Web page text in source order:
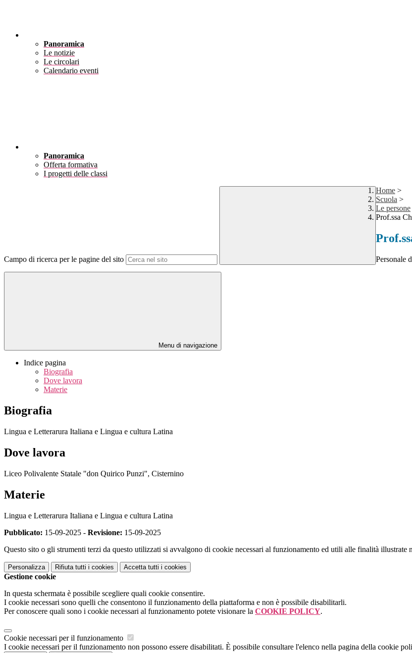
Panoramica
Le notizie
Le circolari
Calendario eventi
Panoramica
Offerta formativa
I progetti delle classi
Campo di ricerca per le pagine del sito
Home >
Scuola >
Le persone
Prof.ssa
Personale
Menu di navigazione
Indice pagina
Biografia
Dove lavora
Materie
Biografia
Lingua e Letterarura Italiana e Lingua e cultura Latina
Dove lavora
Liceo Polivalente Statale "don Quirico Punzi", Cisternino
Materie
Lingua e Letterarura Italiana e Lingua e cultura Latina
Pubblicato: 15-09-2025 - Revisione: 15-09-2025
Questo sito o gli strumenti terzi da questo utilizzati si avvalgono di cookie necessari al funzionamento ed utili alle finalità illustrate
Personalizza Rifiuta tutti i cookies Accetta tutti i cookies
Gestione cookie
In questa schermata è possibile scegliere quali cookie consentire.
I cookie necessari sono quelli che consentono il funzionamento della piattaforma e non è possibile disabilitarli.
Per conoscere quali sono i cookie necessari al funzionamento potete visionare la COOKIE POLICY.
Cookie necessari per il funzionamento
I cookie necessari per il funzionamento non possono essere disabilitati. È possibile consultare l'elenco nella pagina della cookie